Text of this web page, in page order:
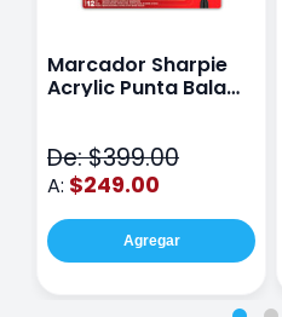
Marcador Sharpie
Acrylic Punta Bala
De: $399.00
A: $249.00
Agregar